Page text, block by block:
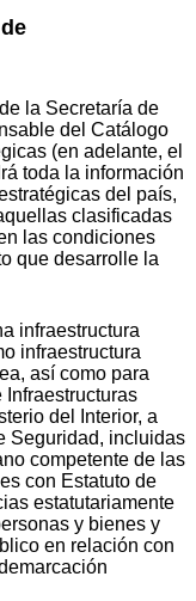
la Secretaría de
del Catálogo
(en adelante, el
toda la información
del país,
clasificadas
las condiciones
que desarrolle la
infraestructura
infraestructura
así como para
del Interior, a
Seguridad, incluidas
competente de las
con Estatuto de
estatutariamente
y bienes y
en relación con